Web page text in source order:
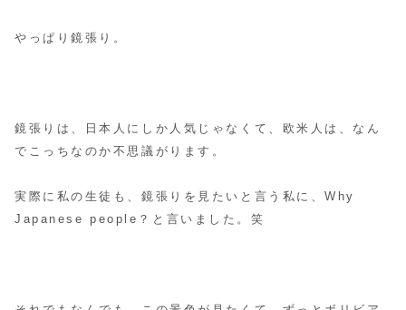
やっぱり鏡張り。
鏡張りは、日本人にしか人気じゃなくて、欧米人は、なん
でこっちなのか不思議がります。
実際に私の生徒も、鏡張りを見たいと言う私に、Why
Japanese people？と言いました。笑